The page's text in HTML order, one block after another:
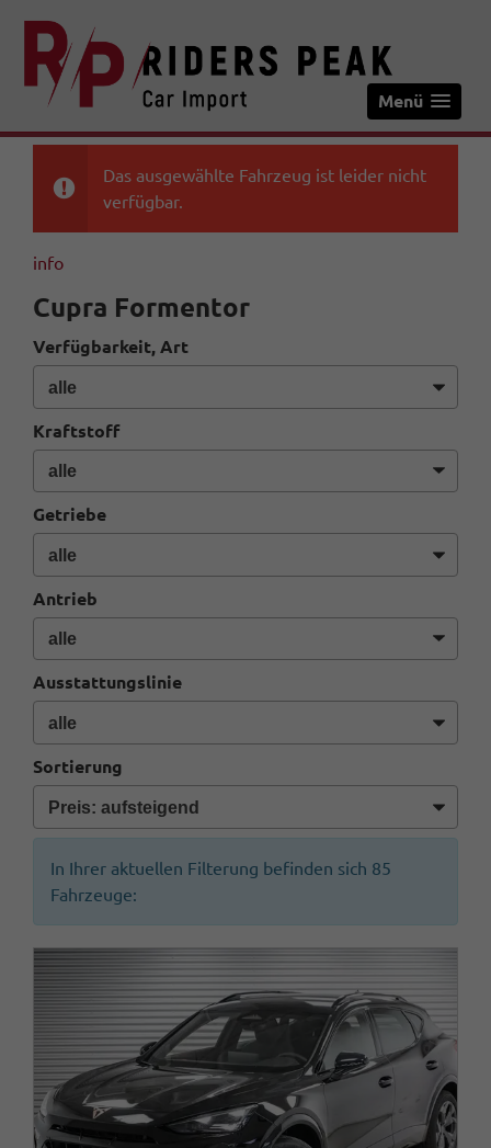
Menü
Das ausgewählte Fahrzeug ist leider nicht
verfügbar.
info
Cupra Formentor
Verfügbarkeit, Art
Kraftstoff
Getriebe
Antrieb
Ausstattungslinie
Sortierung
In Ihrer aktuellen Filterung befinden sich 85
Fahrzeuge: